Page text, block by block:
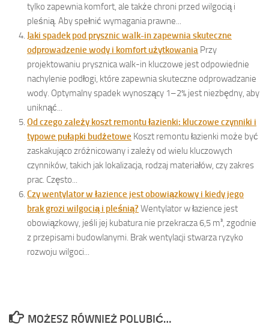
tylko zapewnia komfort, ale także chroni przed wilgocią i
pleśnią. Aby spełnić wymagania prawne...
Jaki spadek pod prysznic walk-in zapewnia skuteczne
odprowadzenie wody i komfort użytkowania Przy
projektowaniu prysznica walk-in kluczowe jest odpowiednie
nachylenie podłogi, które zapewnia skuteczne odprowadzanie
wody. Optymalny spadek wynoszący 1–2% jest niezbędny, aby
uniknąć...
Od czego zależy koszt remontu łazienki: kluczowe czynniki i
typowe pułapki budżetowe Koszt remontu łazienki może być
zaskakująco zróżnicowany i zależy od wielu kluczowych
czynników, takich jak lokalizacja, rodzaj materiałów, czy zakres
prac. Często...
Czy wentylator w łazience jest obowiązkowy i kiedy jego
brak grozi wilgocią i pleśnią? Wentylator w łazience jest
obowiązkowy, jeśli jej kubatura nie przekracza 6,5 m³, zgodnie
z przepisami budowlanymi. Brak wentylacji stwarza ryzyko
rozwoju wilgoci...
MOŻESZ RÓWNIEŻ POLUBIĆ…